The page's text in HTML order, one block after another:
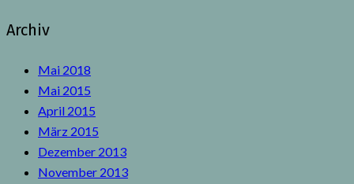
Archiv
Mai 2018
Mai 2015
April 2015
März 2015
Dezember 2013
November 2013